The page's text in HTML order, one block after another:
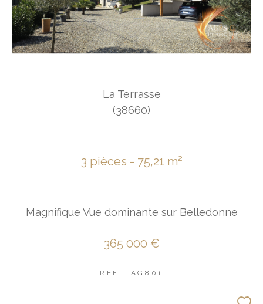
La Terrasse
(38660)
3 pièces - 75,21 m²
Magnifique Vue dominante sur Belledonne
365 000 €
REF : AG801